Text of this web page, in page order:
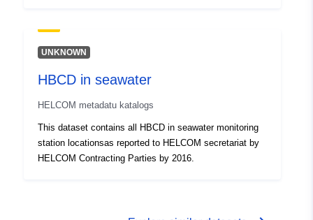
UNKNOWN
HBCD in seawater
HELCOM metadatu katalogs
This dataset contains all HBCD in seawater monitoring
station locationsas reported to HELCOM secretariat by
HELCOM Contracting Parties by 2016.